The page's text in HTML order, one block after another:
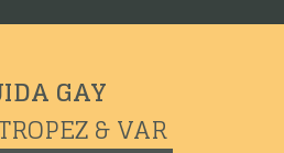
GAY
& VAR